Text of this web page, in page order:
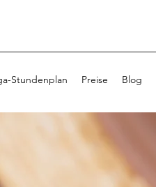
Stundenplan Preise Blog